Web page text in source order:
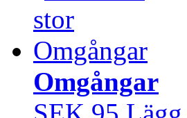
Omgångar